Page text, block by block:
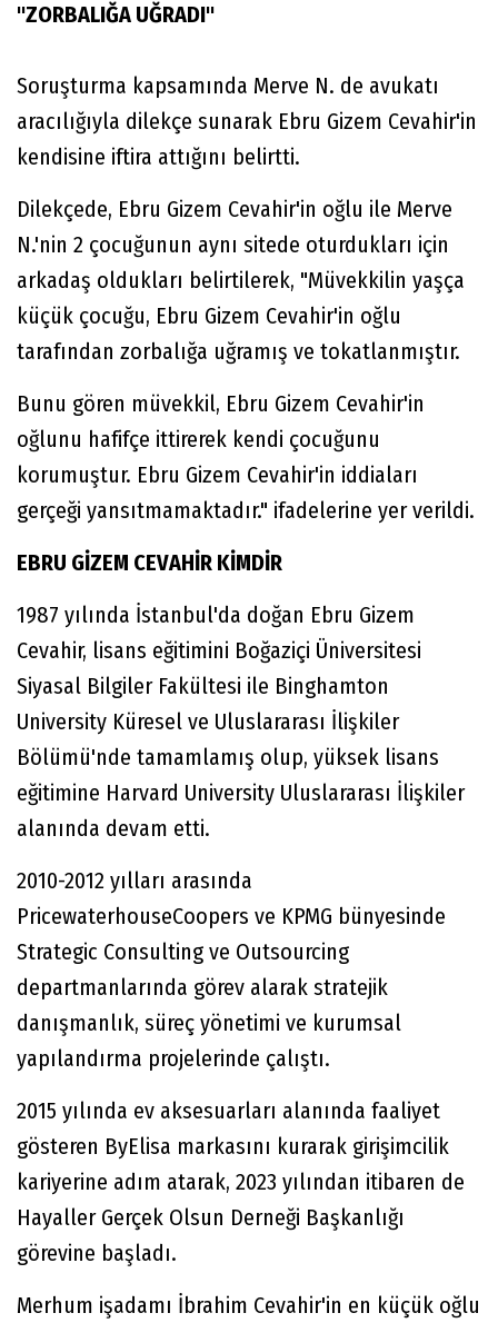
"ZORBALIĞA UĞRADI"
Soruşturma kapsamında Merve N. de avukatı
aracılığıyla dilekçe sunarak Ebru Gizem Cevahir'in
kendisine iftira attığını belirtti.
Dilekçede, Ebru Gizem Cevahir'in oğlu ile Merve
N.'nin 2 çocuğunun aynı sitede oturdukları için
arkadaş oldukları belirtilerek, "Müvekkilin yaşça
küçük çocuğu, Ebru Gizem Cevahir'in oğlu
tarafından zorbalığa uğramış ve tokatlanmıştır.
Bunu gören müvekkil, Ebru Gizem Cevahir'in
oğlunu hafifçe ittirerek kendi çocuğunu
korumuştur. Ebru Gizem Cevahir'in iddiaları
gerçeği yansıtmamaktadır." ifadelerine yer verildi.
EBRU GİZEM CEVAHİR KİMDİR
1987 yılında İstanbul'da doğan Ebru Gizem
Cevahir, lisans eğitimini Boğaziçi Üniversitesi
Siyasal Bilgiler Fakültesi ile Binghamton
University Küresel ve Uluslararası İlişkiler
Bölümü'nde tamamlamış olup, yüksek lisans
eğitimine Harvard University Uluslararası İlişkiler
alanında devam etti.
2010-2012 yılları arasında
PricewaterhouseCoopers ve KPMG bünyesinde
Strategic Consulting ve Outsourcing
departmanlarında görev alarak stratejik
danışmanlık, süreç yönetimi ve kurumsal
yapılandırma projelerinde çalıştı.
2015 yılında ev aksesuarları alanında faaliyet
gösteren ByElisa markasını kurarak girişimcilik
kariyerine adım atarak, 2023 yılından itibaren de
Hayaller Gerçek Olsun Derneği Başkanlığı
görevine başladı.
Merhum işadamı İbrahim Cevahir'in en küçük oğlu